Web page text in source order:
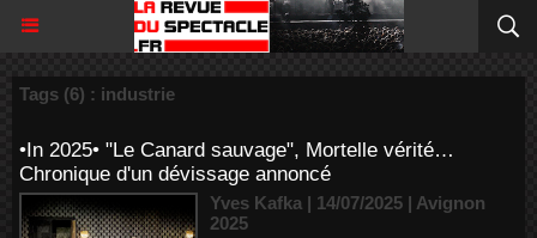
Tags (6) : industrie
•In 2025• "Le Canard sauvage", Mortelle vérité…
Chronique d'un dévissage annoncé
Yves Kafka | 14/07/2025 | Avignon
2025